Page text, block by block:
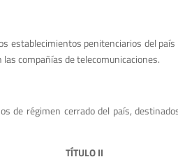
establecimientos penitenciarios del
compañías de telecomunicaciones.
de régimen cerrado del país,
TÍTULO II